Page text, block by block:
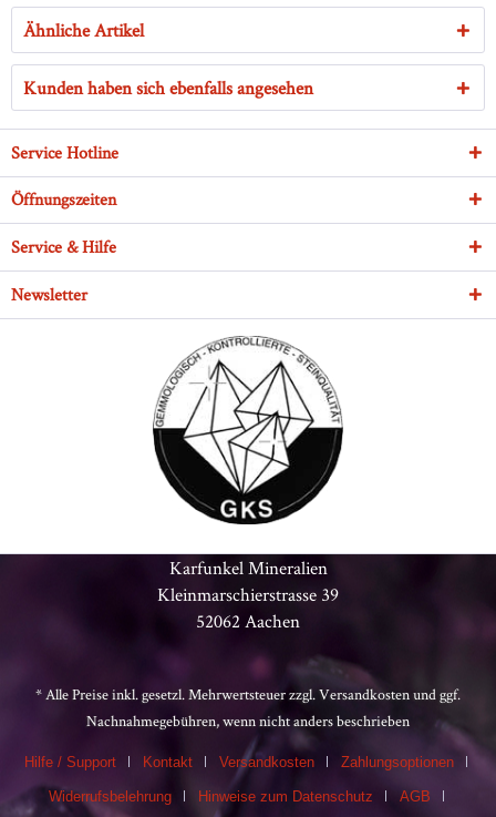
Ähnliche Artikel
Kunden haben sich ebenfalls angesehen
Service Hotline
Öffnungszeiten
Service & Hilfe
Newsletter
Karfunkel Mineralien
Kleinmarschierstrasse 39
52062 Aachen
* Alle Preise inkl. gesetzl. Mehrwertsteuer zzgl.Versandkostenund ggf.
Nachnahmegebühren, wenn nicht anders beschrieben
Hilfe / Support Kontakt Versandkosten Zahlungsoptionen
Widerrufsbelehrung Hinweise zum Datenschutz AGB